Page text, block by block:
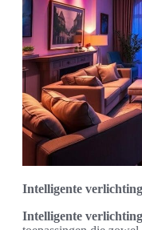
Intelligente
Intelligente